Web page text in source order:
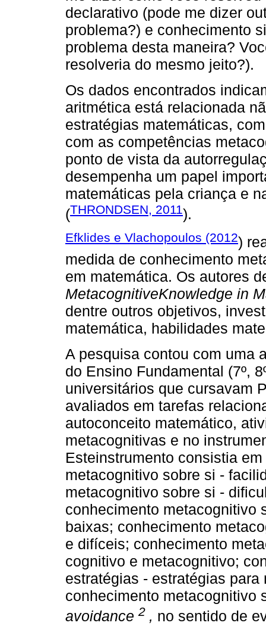
declarativo (pode me dizer
problema?) e conhecimento
problema desta maneira?
resolveria do mesmo jeito?).
Os dados encontrados
aritmética está relacionada
estratégias matemáticas,
com as competências
ponto de vista da
desempenha um papel
matemáticas pela criança e
(THRONDSEN, 2011).
Efklides e Vlachopoulos (2012)
medida de conhecimento
em matemática. Os autores
MetacognitiveKnowledge in
dentre outros objetivos,
matemática, habilidades
A pesquisa contou com uma
do Ensino Fundamental (7º,
universitários que cursavam
avaliados em tarefas
autoconceito matemático,
metacognitivas e no
Esteinstrumento consistia
metacognitivo sobre si -
metacognitivo sobre si -
conhecimento metacognitivo
baixas; conhecimento
e difíceis; conhecimento
cognitivo e metacognitivo;
estratégias - estratégias
conhecimento metacognitivo
avoidance 2 , no sentido de